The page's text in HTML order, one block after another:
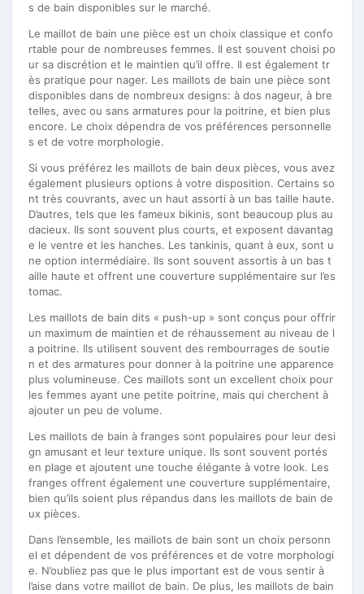
s de bain disponibles sur le marché.
Le maillot de bain une pièce est un choix classique et confo
rtable pour de nombreuses femmes. Il est souvent choisi po
ur sa discrétion et le maintien qu’il offre. Il est également tr
ès pratique pour nager. Les maillots de bain une pièce sont
disponibles dans de nombreux designs: à dos nageur, à bre
telles, avec ou sans armatures pour la poitrine, et bien plus
encore. Le choix dépendra de vos préférences personnelle
s et de votre morphologie.
Si vous préférez les maillots de bain deux pièces, vous avez
également plusieurs options à votre disposition. Certains so
nt très couvrants, avec un haut assorti à un bas taille haute.
D’autres, tels que les fameux bikinis, sont beaucoup plus au
dacieux. Ils sont souvent plus courts, et exposent davantag
e le ventre et les hanches. Les tankinis, quant à eux, sont u
ne option intermédiaire. Ils sont souvent assortis à un bas t
aille haute et offrent une couverture supplémentaire sur l’es
tomac.
Les maillots de bain dits « push-up » sont conçus pour offrir
un maximum de maintien et de réhaussement au niveau de l
a poitrine. Ils utilisent souvent des rembourrages de soutie
n et des armatures pour donner à la poitrine une apparence
plus volumineuse. Ces maillots sont un excellent choix pour
les femmes ayant une petite poitrine, mais qui cherchent à
ajouter un peu de volume.
Les maillots de bain à franges sont populaires pour leur desi
gn amusant et leur texture unique. Ils sont souvent portés
en plage et ajoutent une touche élégante à votre look. Les
franges offrent également une couverture supplémentaire,
bien qu’ils soient plus répandus dans les maillots de bain de
ux pièces.
Dans l’ensemble, les maillots de bain sont un choix personn
el et dépendent de vos préférences et de votre morphologi
e. N’oubliez pas que le plus important est de vous sentir à
l’aise dans votre maillot de bain. De plus, les maillots de bain